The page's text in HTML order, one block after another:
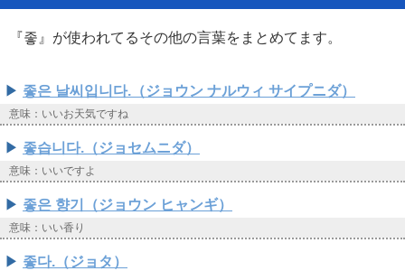
『좋』が使われてるその他の言葉をまとめてます。
좋은 날씨입니다.（ジョウン ナルウィ サイプニダ）
意味：いいお天気ですね
좋습니다.（ジョセムニダ）
意味：いいですよ
좋은 향기（ジョウン ヒャンギ）
意味：いい香り
좋다.（ジョタ）